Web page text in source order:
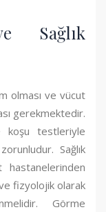
Sağlık
olması ve vücut
gerekmektedir.
koşu testleriyle
Sağlık
hastanelerinden
fizyolojik olarak
Görme